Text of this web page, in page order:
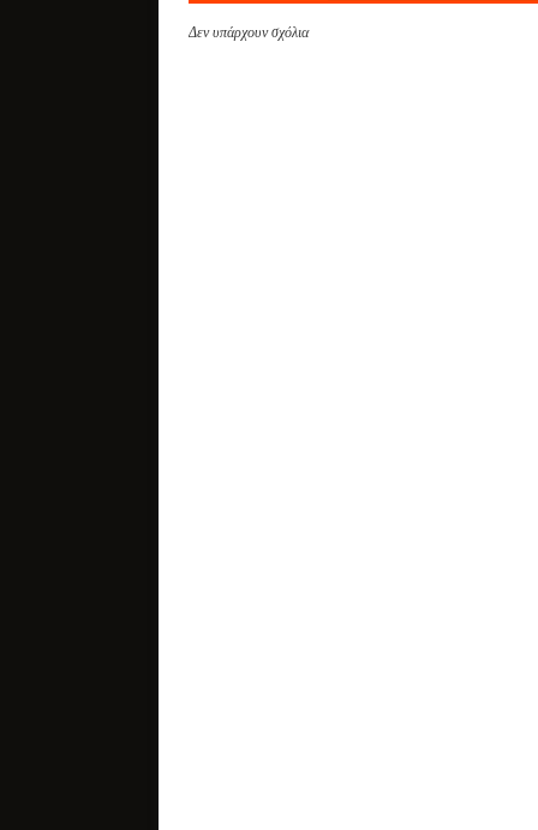
Δεν υπάρχουν σχόλια